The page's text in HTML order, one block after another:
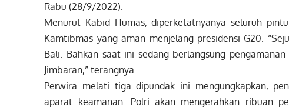
Rabu (28/9/2022).
Menurut Kabid Humas, diperketatnyanya seluruh
Kamtibmas yang aman menjelang presidensi G20.
Bali. Bahkan saat ini sedang berlangsung
Jimbaran,” terangnya.
Perwira melati tiga dipundak ini mengungkapkan,
aparat keamanan. Polri akan mengerahkan ribuan